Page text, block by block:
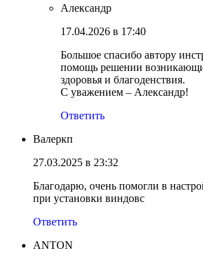
Александр
17.04.2026 в 17:40
Большое спасибо автору
помощь решении
здоровья и благоденствия.
С уважением – Александр!
Ответить
Валеркп
27.03.2025 в 23:32
Благодарю, очень помогли в
при установки виндовс
Ответить
ANTON